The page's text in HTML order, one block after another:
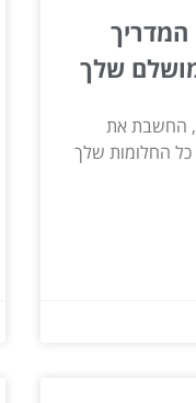
המדריך
שלך
החשבת את
כל החלומות שלך